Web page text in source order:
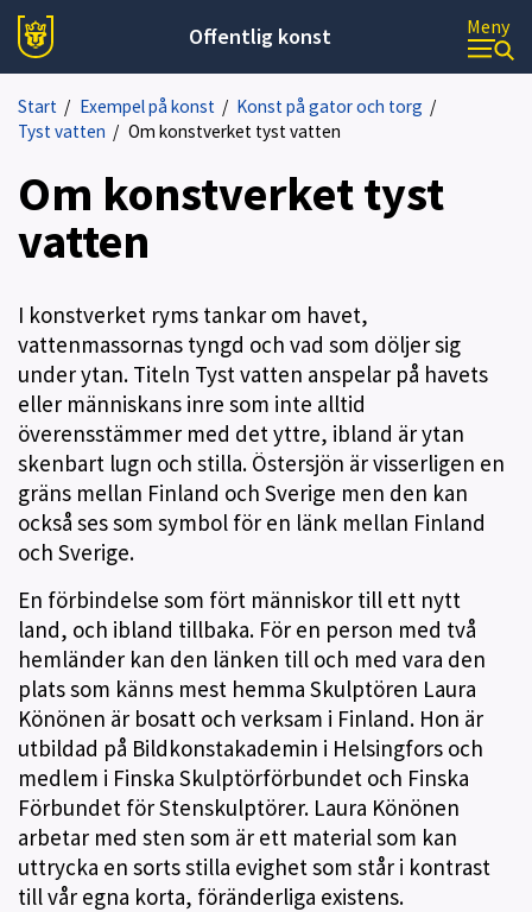
Offentlig konst Meny
Start / Exempel på konst/ Konst på gator och torg /
Tyst vatten / Om konstverket tyst vatten
Om konstverket tyst
vatten
I konstverket ryms tankar om havet,
vattenmassornas tyngd och vad som döljer sig
under ytan. Titeln Tyst vatten anspelar på havets
eller människans inre som inte alltid
överensstämmer med det yttre, ibland är ytan
skenbart lugn och stilla. Östersjön är visserligen en
gräns mellan Finland och Sverige men den kan
också ses som symbol för en länk mellan Finland
och Sverige.
En förbindelse som fört människor till ett nytt
land, och ibland tillbaka. För en person med två
hemländer kan den länken till och med vara den
plats som känns mest hemma Skulptören Laura
Könönen är bosatt och verksam i Finland. Hon är
utbildad på Bildkonstakademin i Helsingfors och
medlem i Finska Skulptörförbundet och Finska
Förbundet för Stenskulptörer. Laura Könönen
arbetar med sten som är ett material som kan
uttrycka en sorts stilla evighet som står i kontrast
till vår egna korta, föränderliga existens.